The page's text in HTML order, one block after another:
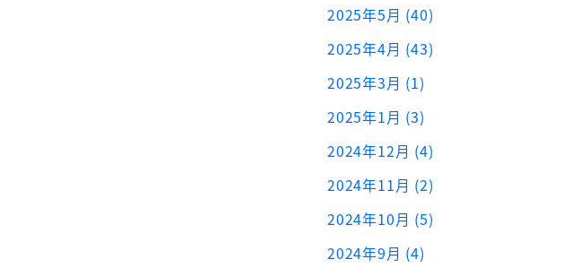
2025年5月 (40)
2025年4月 (43)
2025年3月 (1)
2025年1月 (3)
2024年12月 (4)
2024年11月 (2)
2024年10月 (5)
2024年9月 (4)